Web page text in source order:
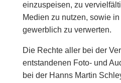
einzuspeisen, zu
Medien zu nutzen, sowie
gewerblich zu verwerten.
Die Rechte aller bei der
entstandenen Foto- und
bei der Hanns Martin